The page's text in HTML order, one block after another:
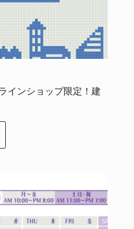
インショップ限定！建